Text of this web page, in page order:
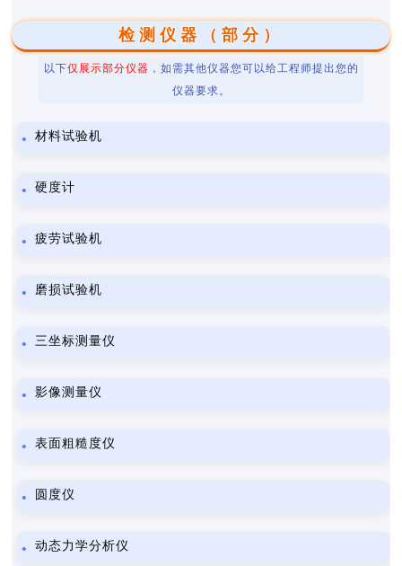
检测仪器（部分）
以下仅展示部分仪器 ，如需其他仪器您可以给工程师提出您的
仪器要求。
材料试验机
硬度计
疲劳试验机
磨损试验机
三坐标测量仪
影像测量仪
表面粗糙度仪
圆度仪
动态力学分析仪